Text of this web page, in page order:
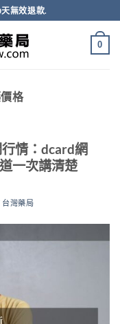
無效退款.
0
格
情：dcard網
一次講清楚
台灣藥局